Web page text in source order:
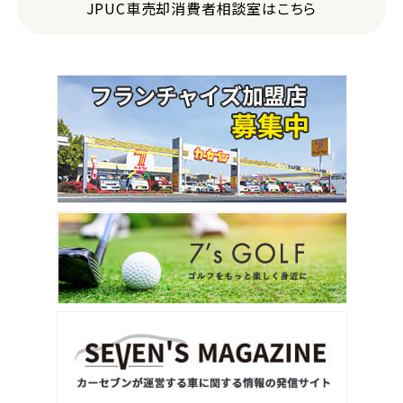
JPUC車売却消費者相談室はこちら